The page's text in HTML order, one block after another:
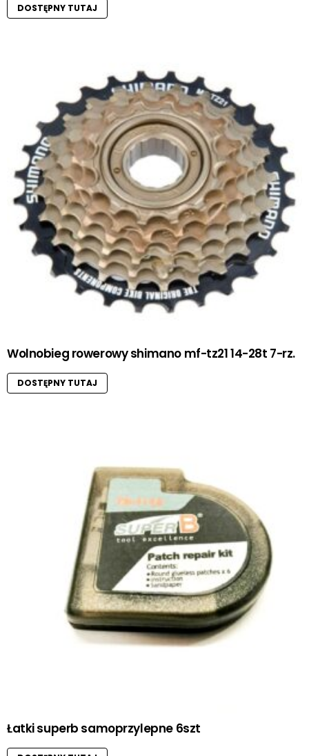
DOSTĘPNY TUTAJ
Wolnobieg rowerowy shimano mf-tz21 14-28t 7-rz.
DOSTĘPNY TUTAJ
Łatki superb samoprzylepne 6szt